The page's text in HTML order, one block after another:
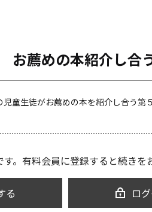
薦めの本紹介し合う
童生徒がお薦めの本を紹介し合う第
。有料会員に登録すると続きを
る ロ